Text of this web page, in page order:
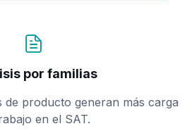
por familias
de producto generan más carga
en el SAT.